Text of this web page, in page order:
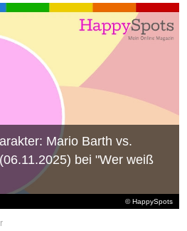
© HappySpots
Mario Barth vs.
bei "Wer weiß